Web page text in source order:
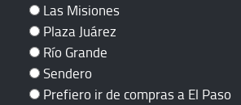
Las Misiones
Plaza Juárez
Río Grande
Sendero
Prefiero ir de compras a El Paso